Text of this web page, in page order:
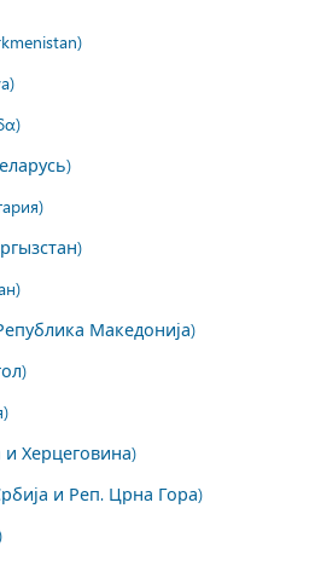
Македонија)
Херцеговина)
и Реп. Црна Гора)